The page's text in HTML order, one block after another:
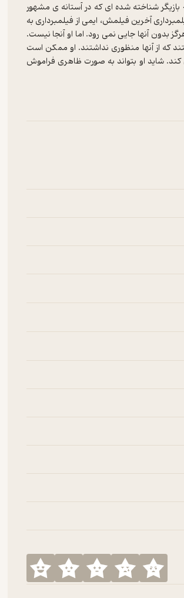
شناخته شده ای که در آستانه ی مشهور
آخرین فیلمش، ایمی از فیلمبرداری به
بدون آنها جایی نمی رود. اما او آنجا نیست.
که از آنها منظوری نداشتند. او ممکن است
کند. شاید او بتواند به صورت ظاهری فراموش
رود. اما کارت بانکی اش پذیرفته نمی شود.
ایمی خودش را در حال سقوط در جایی می
به بچه هایمان می گوییم با غریبه ها
ی درخشان و پیچش های داستانی یکی پس